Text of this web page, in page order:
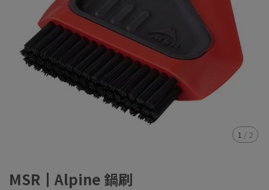
1 / 2
MSR┃Alpine 鍋刷